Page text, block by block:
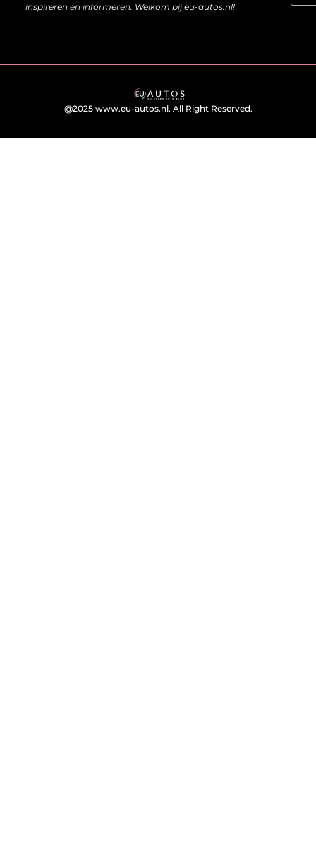
inspireren en informeren. Welkom bij eu-autos.nl!
@2025 www.eu-autos.nl. All Right Reserved.